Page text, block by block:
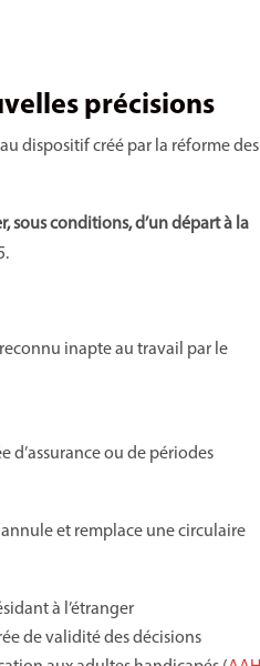
précisions
dispositif créé par la réforme des
sous conditions, d’un départ à la
inapte au travail par le
d’assurance ou de périodes
et remplace une circulaire
à l’étranger
de validité des décisions